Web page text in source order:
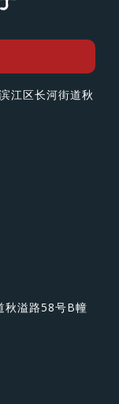
江区长河街道秋
秋溢路58号B幢